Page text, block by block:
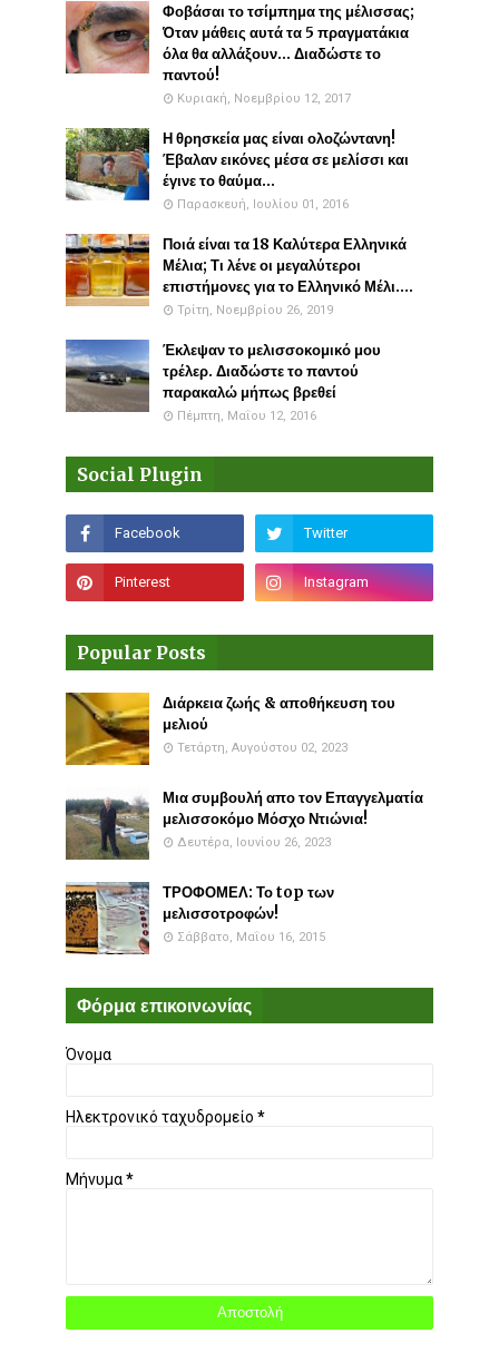
Φοβάσαι το τσίμπημα της μέλισσας;
Όταν μάθεις αυτά τα 5 πραγματάκια
όλα θα αλλάξουν... Διαδώστε το
παντού!
Κυριακή, Νοεμβρίου 12, 2017
Η θρησκεία μας είναι ολοζώντανη!
Έβαλαν εικόνες μέσα σε μελίσσι και
έγινε το θαύμα...
Παρασκευή, Ιουλίου 01, 2016
Ποιά είναι τα 18 Καλύτερα Ελληνικά
Μέλια; Τι λένε οι μεγαλύτεροι
επιστήμονες για το Ελληνικό Μέλι....
Τρίτη, Νοεμβρίου 26, 2019
Έκλεψαν το μελισσοκομικό μου
τρέλερ. Διαδώστε το παντού
παρακαλώ μήπως βρεθεί
Πέμπτη, Μαΐου 12, 2016
Social Plugin
Popular Posts
Διάρκεια ζωής & αποθήκευση του
μελιού
Τετάρτη, Αυγούστου 02, 2023
Μια συμβουλή απο τον Επαγγελματία
μελισσοκόμο Μόσχο Ντιώνια!
Δευτέρα, Ιουνίου 26, 2023
ΤΡΟΦΟΜΕΛ: Το top των
μελισσοτροφών!
Σάββατο, Μαΐου 16, 2015
Φόρμα επικοινωνίας
Όνομα
Ηλεκτρονικό ταχυδρομείο *
Μήνυμα*